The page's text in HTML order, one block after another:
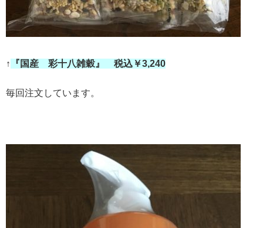
↑ 『国産 彩十八雑穀』 税込￥3,240
毎回注文しています。